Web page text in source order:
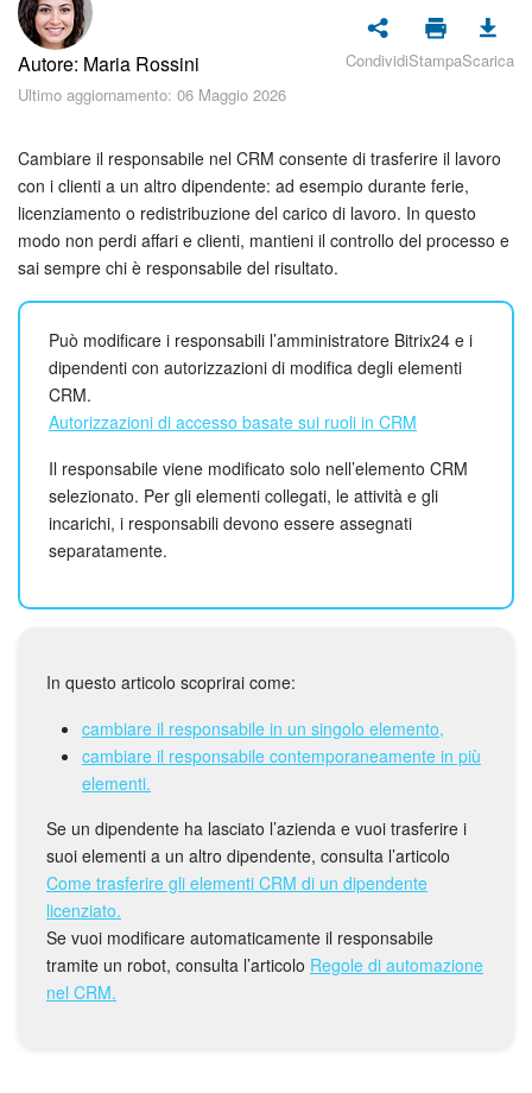
Piani e pagamento
Sicurezza in Bitrix24
CoPilot: IA in Bitrix24
Feed
Messenger
Collab
Calendario
Bitrix24 Drive
Webmail
CRM
Prenotazione online
Contact Center
Sales Center
Analisi CRM
Autore: Maria Rossini
Ultimo aggiornamento: 06 Maggio 2026
CondividiStampaScarica
Cambiare il responsabile nel CRM consente di trasferire il lavoro
con i clienti a un altro dipendente: ad esempio durante ferie,
licenziamento o redistribuzione del carico di lavoro. In questo
modo non perdi affari e clienti, mantieni il controllo del processo e
sai sempre chi è responsabile del risultato.
Può modificare i responsabili l’amministratore Bitrix24 e i
dipendenti con autorizzazioni di modifica degli elementi
CRM.
Autorizzazioni di accesso basate sui ruoli in CRM
Il responsabile viene modificato solo nell’elemento CRM
selezionato. Per gli elementi collegati, le attività e gli
incarichi, i responsabili devono essere assegnati
separatamente.
In questo articolo scoprirai come:
cambiare il responsabile in un singolo elemento,
cambiare il responsabile contemporaneamente in più
elementi.
Se un dipendente ha lasciato l’azienda e vuoi trasferire i
suoi elementi a un altro dipendente, consulta l’articolo
Come trasferire gli elementi CRM di un dipendente
licenziato.
Se vuoi modificare automaticamente il responsabile
tramite un robot, consulta l’articolo Regole di automazione
nel CRM.